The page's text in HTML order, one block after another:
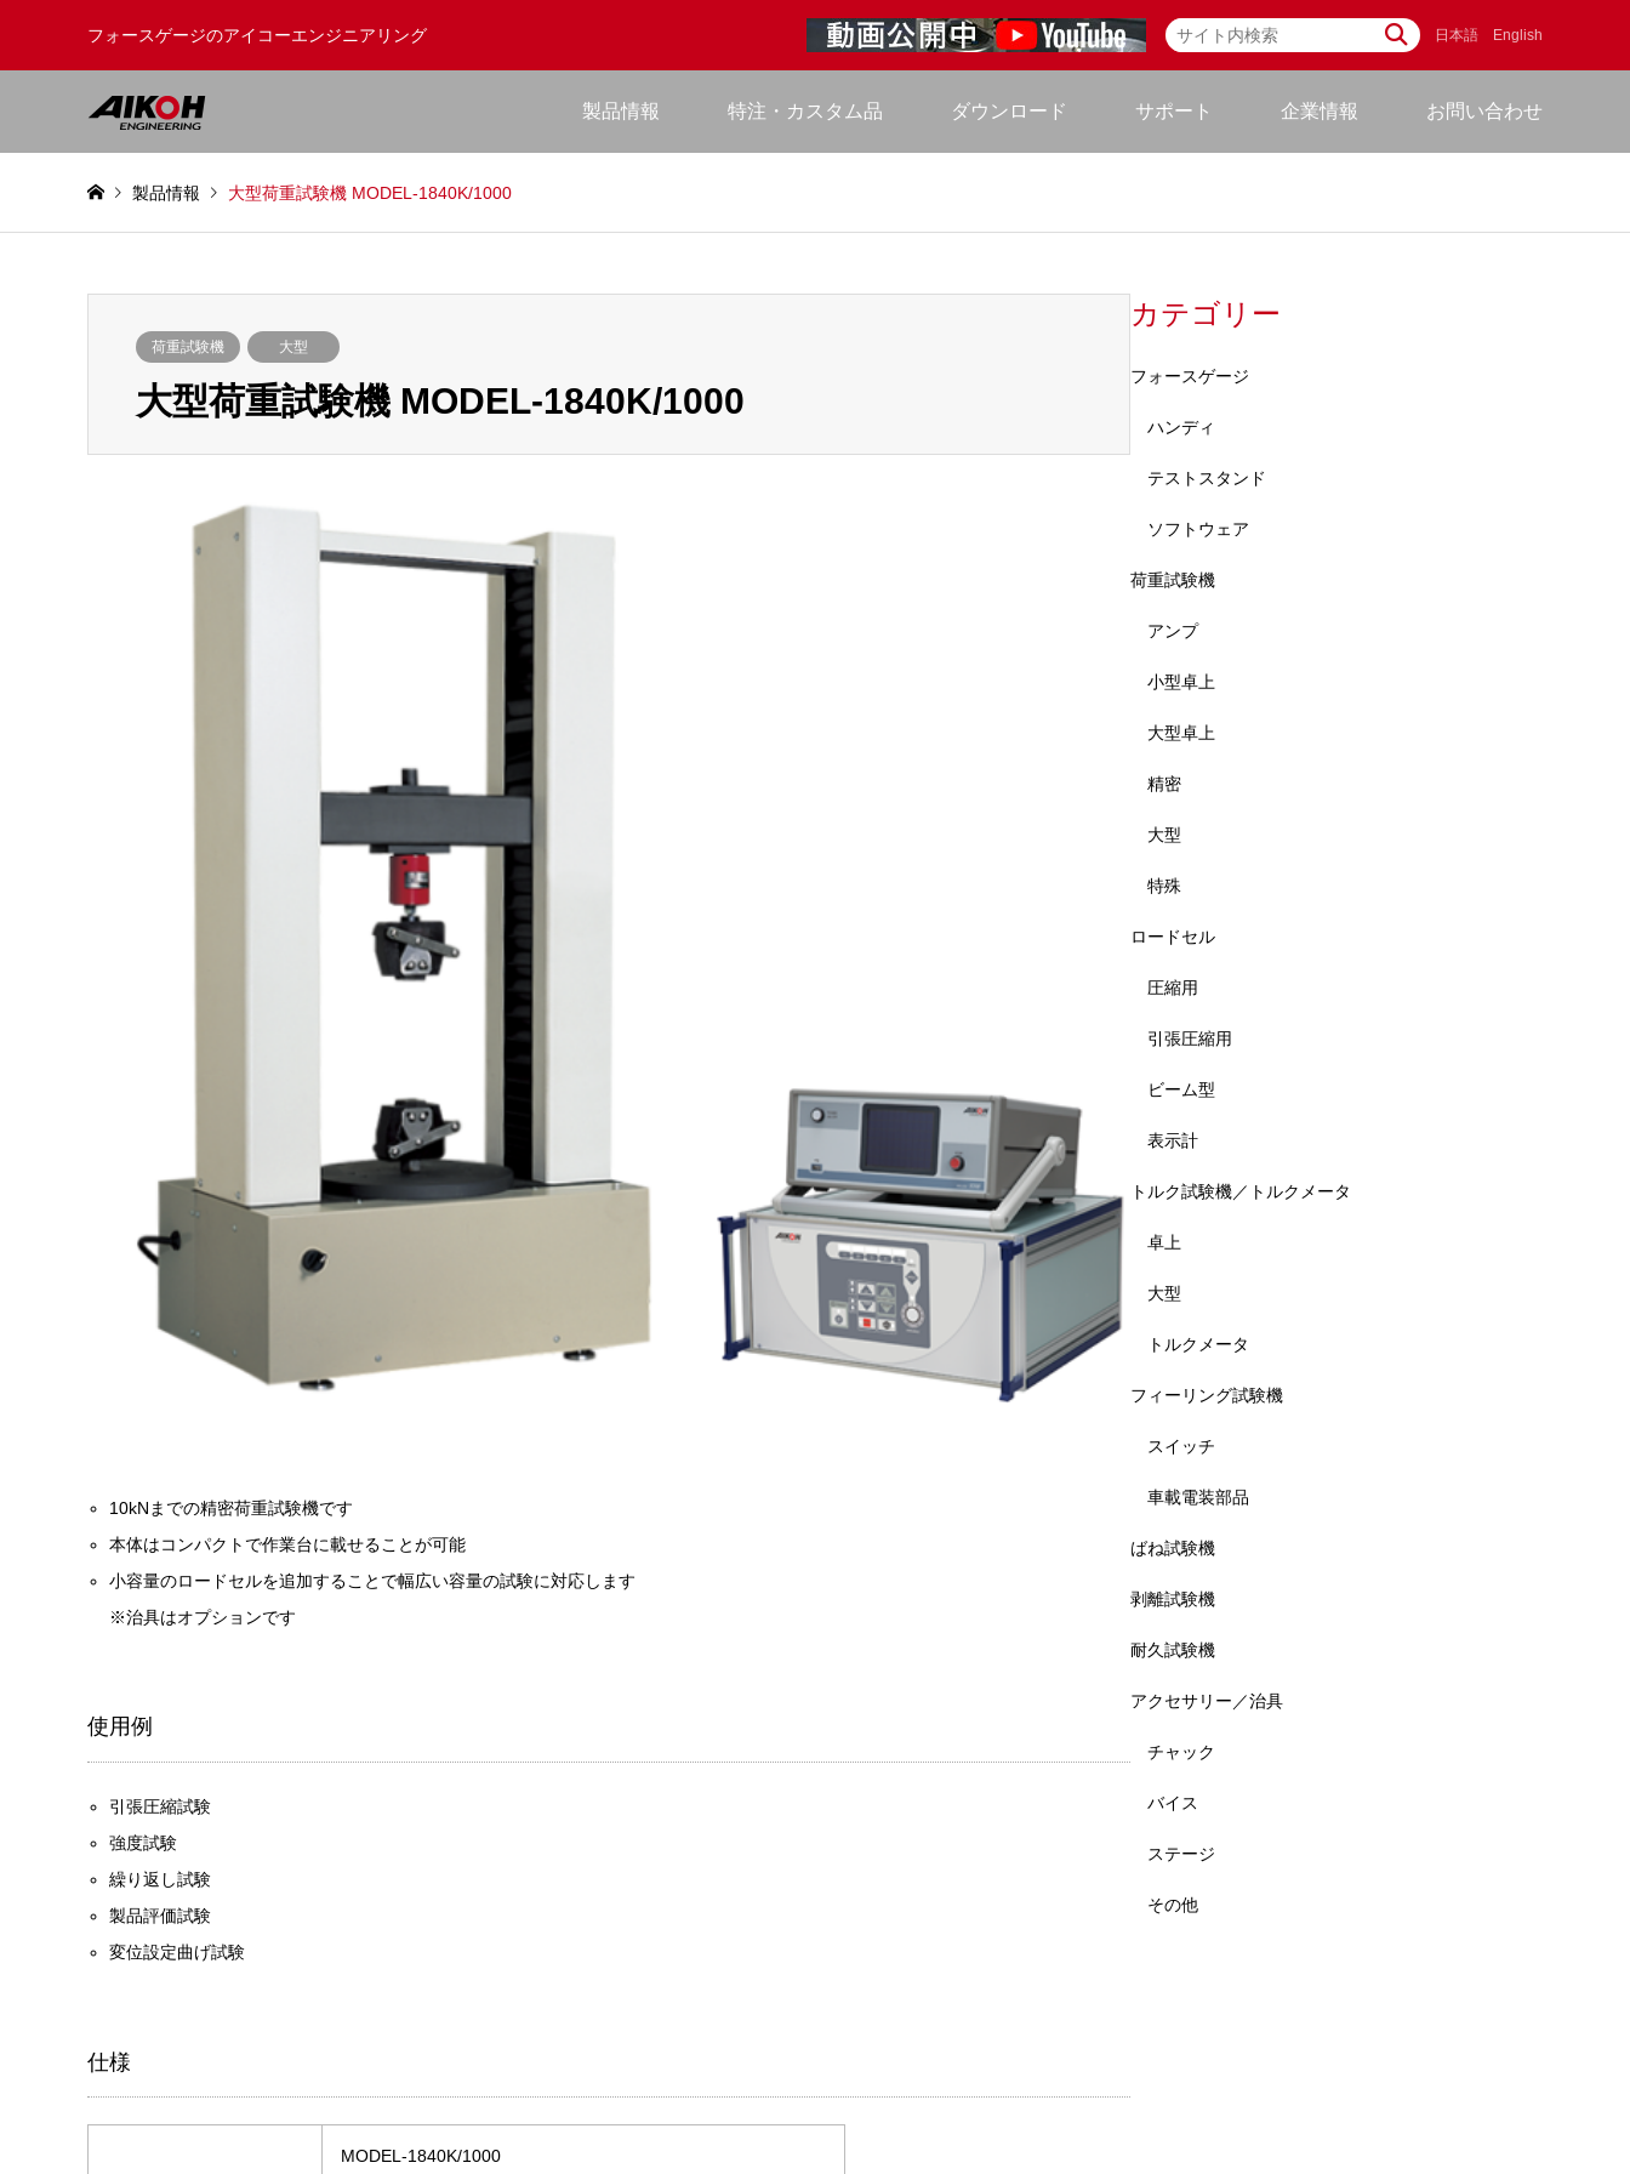
フォースゲージのアイコーエンジニアリング 日本語 English
製品情報 特注・カスタム品 ダウンロード サポート 企業情報 お問い合わせ
製品情報 大型荷重試験機 MODEL-1840K/1000
荷重試験機 大型
大型荷重試験機 MODEL-1840K/1000
10kNまでの精密荷重試験機です
本体はコンパクトで作業台に載せることが可能
小容量のロードセルを追加することで幅広い容量の試験に対応します
※治具はオプションです
使用例
引張圧縮試験
強度試験
繰り返し試験
製品評価試験
変位設定曲げ試験
仕様
MODEL-1840K/1000
カテゴリー
フォースゲージ
ハンディ
テストスタンド
ソフトウェア
荷重試験機
アンプ
小型卓上
大型卓上
精密
大型
特殊
ロードセル
圧縮用
引張圧縮用
ビーム型
表示計
トルク試験機／トルクメータ
卓上
大型
トルクメータ
フィーリング試験機
スイッチ
車載電装部品
ばね試験機
剥離試験機
耐久試験機
アクセサリー／治具
チャック
バイス
ステージ
その他